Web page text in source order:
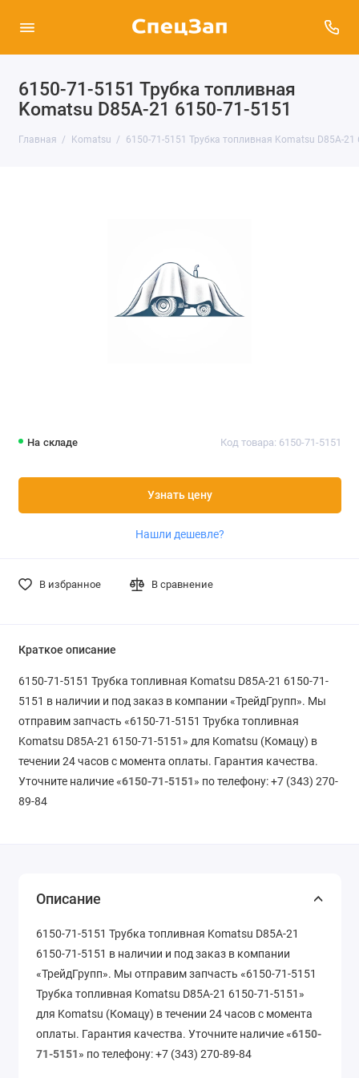
6150-71-5151 Трубка топливная
Komatsu D85A-21 6150-71-5151
Главная Komatsu 6150-71-5151 Трубка топливная Komatsu D85A-21
На складе Код товара: 6150-71-5151
Узнать цену
Нашли дешевле?
В избранное В сравнение
Краткое описание
6150-71-5151 Трубка топливная Komatsu D85A-21 6150-71-
5151 в наличии и под заказ в компании «ТрейдГрупп». Мы
отправим запчасть «6150-71-5151 Трубка топливная
Komatsu D85A-21 6150-71-5151» для Komatsu (Комацу) в
течении 24 часов с момента оплаты. Гарантия качества.
Уточните наличие «6150-71-5151» по телефону: +7 (343) 270-
89-84
Описание
6150-71-5151 Трубка топливная Komatsu D85A-21
6150-71-5151 в наличии и под заказ в компании
«ТрейдГрупп». Мы отправим запчасть «6150-71-5151
Трубка топливная Komatsu D85A-21 6150-71-5151»
для Komatsu (Комацу) в течении 24 часов с момента
оплаты. Гарантия качества. Уточните наличие «6150-
71-5151» по телефону: +7 (343) 270-89-84